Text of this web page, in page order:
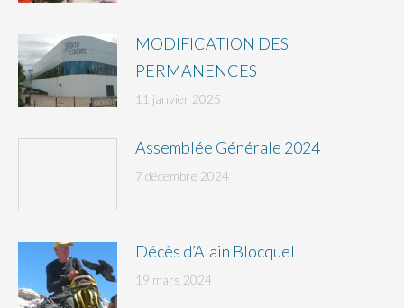
MODIFICATION DES
PERMANENCES
11 janvier 2025
Assemblée Générale 2024
7 décembre 2024
Décès d’Alain Blocquel
19 mars 2024